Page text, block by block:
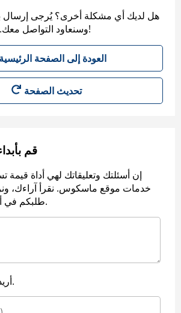
هل لديك أي مشكلة أخرى؟ يُرجى إرسال
وسنعاود التواصل معك. شكرًا على صبرك!
العودة إلى الصفحة الرئيسية
تحديث الصفحة
قم
إن أسئلتك وتعليقاتك لهي أداة قيمة
خدمات موقع ماسكوس. نقرأ آراءك،
طلبكم في أسرع وقت ممكن.
أريد ردًا على رأيي.